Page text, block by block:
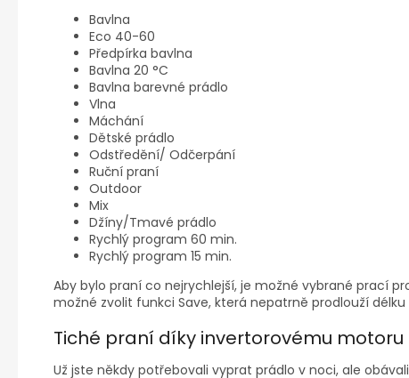
Bavlna
Eco 40-60
Předpírka bavlna
Bavlna 20 °C
Bavlna barevné prádlo
Vlna
Máchání
Dětské prádlo
Odstředění/ Odčerpání
Ruční praní
Outdoor
Mix
Džíny/Tmavé prádlo
Rychlý program 60 min.
Rychlý program 15 min.
Aby bylo praní co nejrychlejší, je možné vybrané prací
možné zvolit funkci Save, která nepatrně prodlouží
Tiché praní díky invertorovému motoru
Už jste někdy potřebovali vyprat prádlo v noci, ale